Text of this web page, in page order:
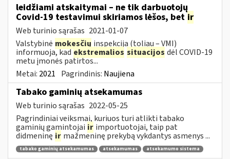
leidžiami atskaitymai – ne tik darbuotojų
Covid-19 testavimui skiriamos lėšos, bet ir
Web turinio sąrašas 2021-01-07
Valstybinė mokesčių inspekcija (toliau – VMI)
informuoja, kadekstremalios situacijos dėl COVID-19
metu įmonės patirtos...
Metai: 2021 Pagrindinis: Naujiena
Tabako gaminių atsekamumas
Web turinio sąrašas 2022-05-25
Pagrindiniai veiksmai, kuriuos turi atlikti tabako
gaminių gamintojai ir importuotojai, taip pat
didmeninę ir mažmeninę prekybą vykdantys asmenys ...
tabako gaminių atsekamumas atsekamumas atsekamumo sistema